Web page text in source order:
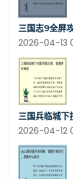
三国志9全屏
2026-04-13
三国兵临城下
2026-04-12